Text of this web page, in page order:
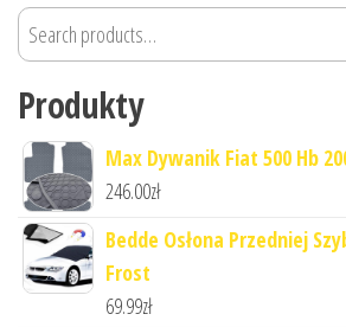
Produkty
Max Dywanik Fiat 500 Hb
246.00zł
Bedde Osłona Przedniej
Frost
69.99zł